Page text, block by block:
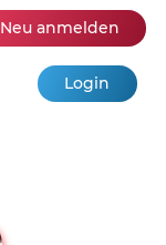
Neu anmelden
Login